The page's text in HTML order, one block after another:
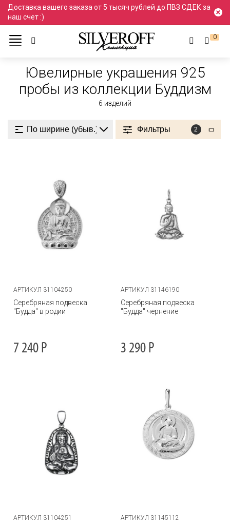
Доставка вашего заказа от 5 тысяч рублей до ПВЗ СДЕК за
наш счет :)
0
Ювелирные украшения
Проба 925 925 пробы
Ювелирные украшения 925
пробы из коллекции Буддизм
6 изделий
Фильтры 2
АРТИКУЛ 31104250
Серебряная подвеска
"Будда" в родии
7 240 Р
АРТИКУЛ 31146190
Серебряная подвеска
"Будда" чернение
3 290 Р
АРТИКУЛ 31104251 АРТИКУЛ 31145112